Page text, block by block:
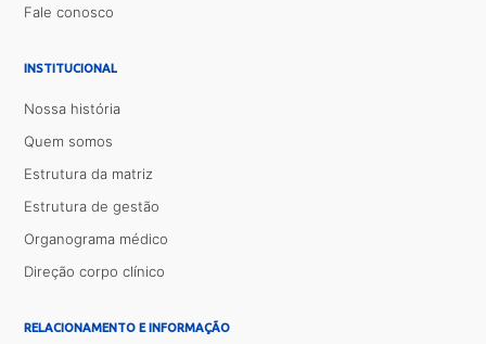
Fale conosco
INSTITUCIONAL
Nossa história
Quem somos
Estrutura da matriz
Estrutura de gestão
Organograma médico
Direção corpo clínico
RELACIONAMENTO E INFORMAÇÃO